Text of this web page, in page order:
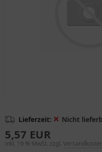
Lieferzeit: ❌ Nicht
5,57 EUR
inkl. 19 % MwSt. zzgl.